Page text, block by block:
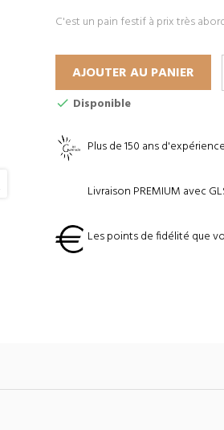
C'est un pain festif à prix très
AJOUTER AU PANIER
Disponible
Plus de 150 ans
Livraison PREMIUM avec
Les points de fidélité que